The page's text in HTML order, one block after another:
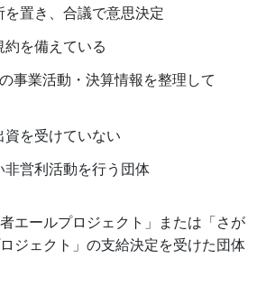
を置き、合議で意思決定
を備えている
事業活動・決算情報を整理して
を受けていない
非営利活動を行う団体
者エールプロジェクト」または「さが
ジェクト」の支給決定を受けた団体